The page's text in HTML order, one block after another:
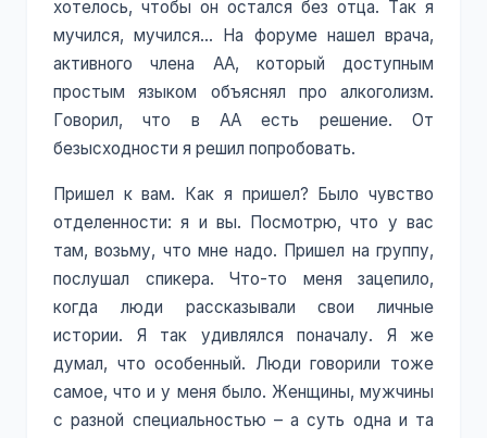
хотелось, чтобы он остался без отца. Так я
мучился, мучился… На форуме нашел врача,
активного члена АА, который доступным
простым языком объяснял про алкоголизм.
Говорил, что в АА есть решение. От
безысходности я решил попробовать.
Пришел к вам. Как я пришел? Было чувство
отделенности: я и вы. Посмотрю, что у вас
там, возьму, что мне надо. Пришел на группу,
послушал спикера. Что-то меня зацепило,
когда люди рассказывали свои личные
истории. Я так удивлялся поначалу. Я же
думал, что особенный. Люди говорили тоже
самое, что и у меня было. Женщины, мужчины
с разной специальностью – а суть одна и та